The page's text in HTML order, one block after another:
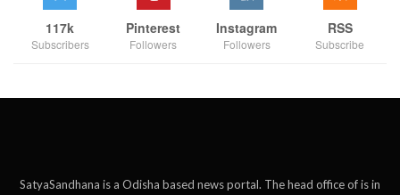
117k
Subscribers
Pinterest
Followers
Instagram
Followers
RSS
Subscribe
SatyaSandhana is a Odisha based news portal. The head office of is in